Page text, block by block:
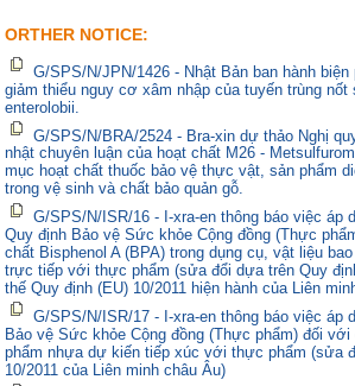
ORTHER NOTICE:
G/SPS/N/JPN/1426 - Nhật Bản ban hành biện
giảm thiểu nguy cơ xâm nhập của tuyến trùng nốt
enterolobii.
G/SPS/N/BRA/2524 - Bra-xin dự thảo Nghị
nhật chuyên luận của hoạt chất M26 -
mục hoạt chất thuốc bảo vệ thực vật, sản phẩm
trong vệ sinh và chất bảo quản gỗ.
G/SPS/N/ISR/16 - I-xra-en thông báo việc áp
Quy định Bảo vệ Sức khỏe Cộng đồng (Thực
chất Bisphenol A (BPA) trong dụng cụ, vật liệu
trực tiếp với thực phẩm (sửa đổi dựa trên Quy
thế Quy định (EU) 10/2011 hiện hành của Liên
G/SPS/N/ISR/17 - I-xra-en thông báo việc áp
Bảo vệ Sức khỏe Cộng đồng (Thực phẩm) đối
phẩm nhựa dự kiến tiếp xúc với thực phẩm (sửa
10/2011 của Liên minh châu Âu)